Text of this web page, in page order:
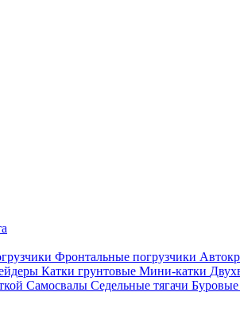
Фронтальные погрузчики
Катки грунтовые Мини-катки
Самосвалы Седельные тягачи Буровые